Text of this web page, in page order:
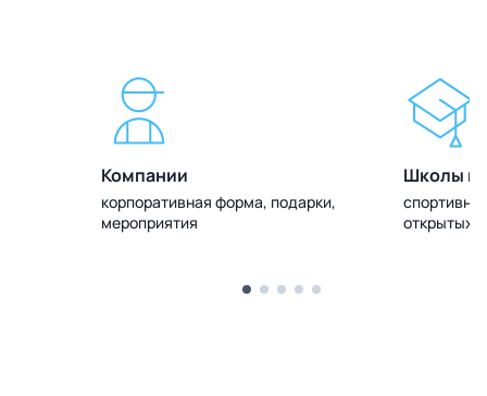
Компании
корпоративная форма, подарки,
мероприятия
Школы и
открытых